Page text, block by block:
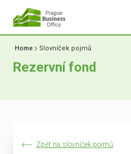
Home Slovníček pojmů
Rezervní fond
Zpět na slovníček pojmů